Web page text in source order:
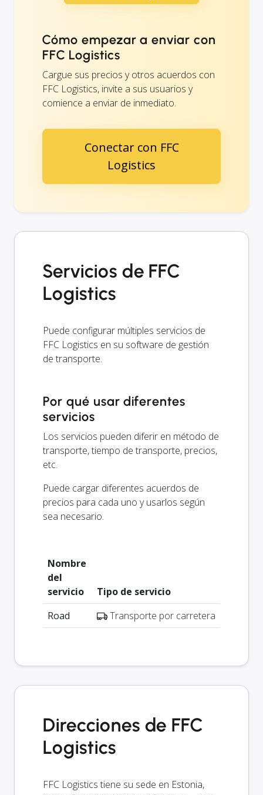
Cómo empezar a enviar con
FFC Logistics
Cargue sus precios y otros acuerdos con
FFC Logistics, invite a sus usuarios y
comience a enviar de inmediato.
Conectar con FFC
Logistics
Servicios de FFC
Logistics
Puede configurar múltiples servicios de
FFC Logistics en su software de gestión
de transporte.
Por qué usar diferentes
servicios
Los servicios pueden diferir en método de
transporte, tiempo de transporte, precios,
etc.
Puede cargar diferentes acuerdos de
precios para cada uno y usarlos según
sea necesario.
Nombre
del
servicio
Tipo de servicio
Road
Transporte por carretera
Direcciones de FFC
Logistics
FFC Logistics tiene su sede en Estonia,